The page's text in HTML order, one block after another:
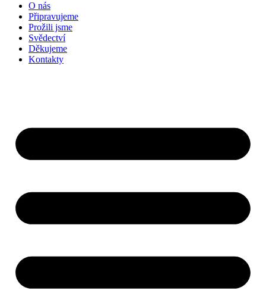
O nás
Připravujeme
Prožili jsme
Svědectví
Děkujeme
Kontakty